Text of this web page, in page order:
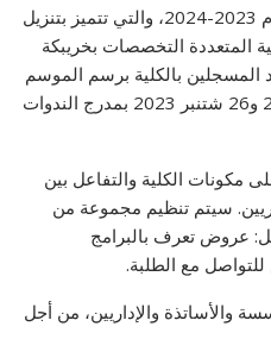
بمناسبة انطلاق السنة الجامعية لعام 2023-2024، والتي تتميز بتنزيل
المتعددة التخصصات بخريبكة
المسجلين بالكلية برسم الموسم
الجامعي 2023-2024 وذلك أيام 25 و26 شتنبر 2023 بمدرج الندوات
مكونات الكلية والتفاعل بين
سيتم تنظيم مجموعة من
عروض تعرف بالبرامج
مع الطلبة.
والأساتذة والإداريين، من أجل